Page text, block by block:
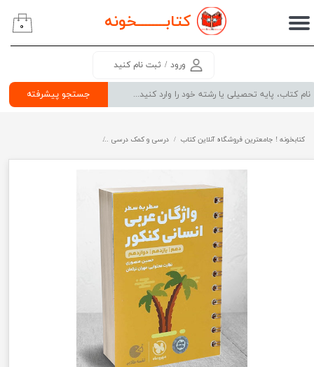
کتابــــــــخونه
جستجو پیشرفته
ورود / ثبت نام کنید
حساب کاربری من
سفارشات
۰
کتابخونه ! جامعترین فروشگاه آنلاین کتاب درسی و کمک درسی